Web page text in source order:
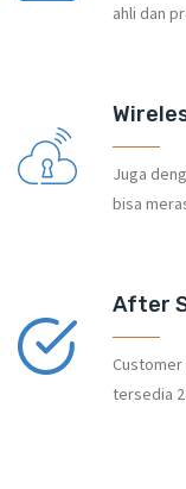
ahli dan
Juga
bisa
After
tersedia